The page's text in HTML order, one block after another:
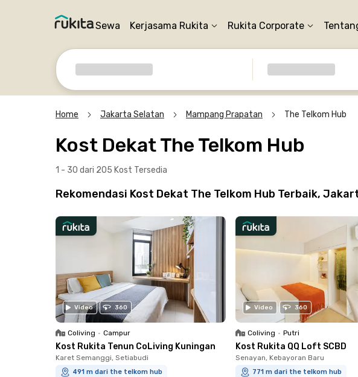
Sewa Kerjasama Rukita Rukita Corporate
Home Jakarta Selatan Mampang Prapatan The Telkom Hub
Kost Dekat The Telkom Hub
1 - 30 dari 205 Kost Tersedia
Rekomendasi Kost Dekat The Telkom Hub Terbaik,
Video 360
Coliving • Campur
Kost Rukita Tenun CoLiving Kuningan
Karet Semanggi, Setiabudi
491 m dari the telkom hub
Video 360
Coliving • Putri
Kost Rukita QQ Loft SCBD
Senayan, Kebayoran Baru
771 m dari the telkom hub